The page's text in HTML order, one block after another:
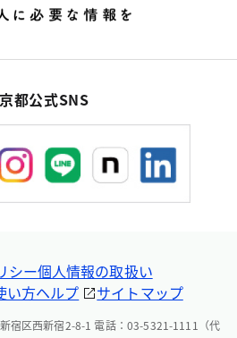
都公式SNS
シー個人情報の取扱い
い方ヘルプ サイトマップ
宿区西新宿2-8-1 電話：03-5321-1111（代